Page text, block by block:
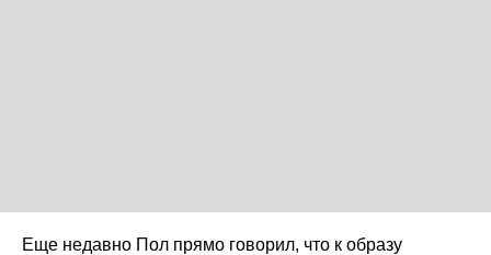
Еще недавно Пол прямо говорил, что к образу